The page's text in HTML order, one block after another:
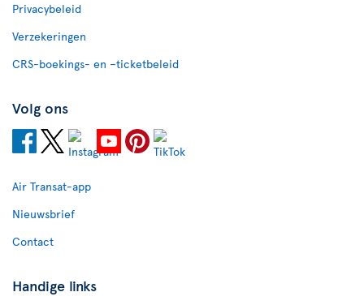
Privacybeleid
Verzekeringen
CRS-boekings- en –ticketbeleid
Volg ons
Air Transat-app
Nieuwsbrief
Contact
Handige links